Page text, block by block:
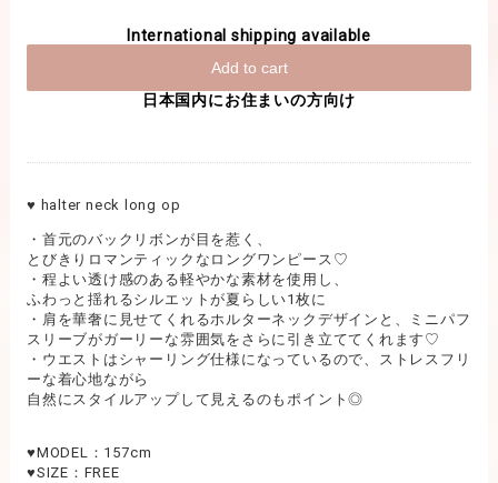
International shipping available
Add to cart
日本国内にお住まいの方向け
♥︎ halter neck long op
・首元のバックリボンが目を惹く、
とびきりロマンティックなロングワンピース♡
・程よい透け感のある軽やかな素材を使用し、
ふわっと揺れるシルエットが夏らしい1枚に
・肩を華奢に見せてくれるホルターネックデザインと、ミニパフ
スリーブがガーリーな雰囲気をさらに引き立ててくれます♡
・ウエストはシャーリング仕様になっているので、ストレスフリ
ーな着心地ながら
自然にスタイルアップして見えるのもポイント◎
♥︎MODEL：157cm
♥︎SIZE：FREE